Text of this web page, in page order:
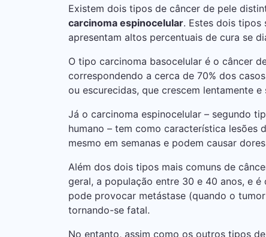
Existem dois tipos de câncer de pele
carcinoma espinocelular. Estes dois tipos
apresentam altos percentuais de cura se
O tipo carcinoma basocelular é o câncer
correspondendo a cerca de 70% dos
ou escurecidas, que crescem lentamente
Já o carcinoma espinocelular – segundo
humano – tem como característica lesões
mesmo em semanas e podem causar
Além dos dois tipos mais comuns de
geral, a população entre 30 e 40 anos, e
pode provocar metástase (quando o
tornando-se fatal.
No entanto, assim como os outros tipos